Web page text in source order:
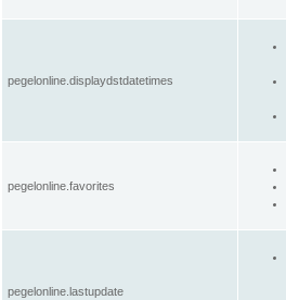
pegelonline.displaydstdatetimes
pegelonline.favorites
pegelonline.lastupdate